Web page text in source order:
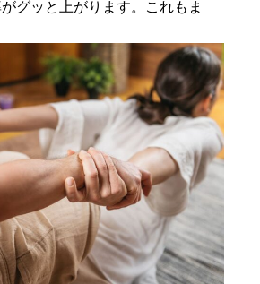
グッと上がります。これもま